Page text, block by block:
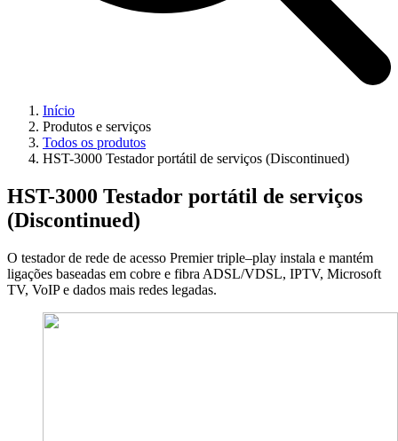
Início
Produtos e serviços
Todos os produtos
HST-3000 Testador portátil de serviços (Discontinued)
HST-3000 Testador portátil de serviços
(Discontinued)
O testador de rede de acesso Premier triple–play instala e mantém
ligações baseadas em cobre e fibra ADSL/VDSL, IPTV, Microsoft
TV, VoIP e dados mais redes legadas.